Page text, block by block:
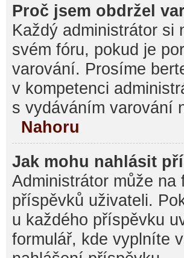
Proč jsem obdržel
Každý administrátor si
svém fóru, pokud je
varování. Prosíme
v kompetenci
s vydáváním varování
Nahoru
Jak mohu nahlásit
Administrátor může
příspěvků uživateli.
u každého příspěvku
formulář, kde vyplníte